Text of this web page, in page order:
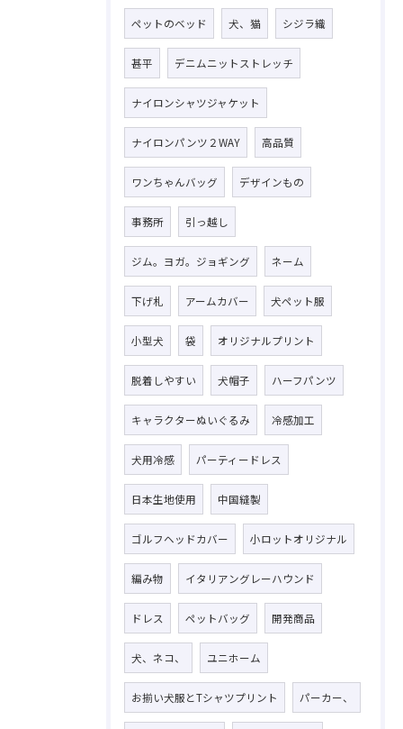
ペットのベッド 犬、猫 シジラ織
甚平 デニムニットストレッチ
ナイロンシャツジャケット
ナイロンパンツ２WAY 高品質
ワンちゃんバッグ デザインもの
事務所 引っ越し
ジム。ヨガ。ジョギング ネーム
下げ札 アームカバー 犬ペット服
小型犬 袋 オリジナルプリント
脱着しやすい 犬帽子 ハーフパンツ
キャラクターぬいぐるみ 冷感加工
犬用冷感 パーティードレス
日本生地使用 中国縫製
ゴルフヘッドカバー 小ロットオリジナル
編み物 イタリアングレーハウンド
ドレス ペットバッグ 開発商品
犬、ネコ、 ユニホーム
お揃い犬服とTシャツプリント パーカー、
お問い合わせはこちら